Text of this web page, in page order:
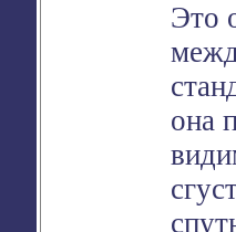
Это
она